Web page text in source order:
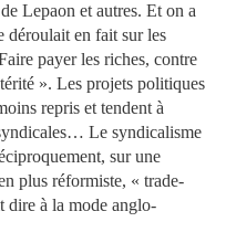
Lepaon et autres. Et on a
déroulait en fait sur les
payer les riches, contre
». Les projets politiques
repris et tendent à
Le syndicalisme
sur une
plus réformiste, « trade-
dire à la mode anglo-